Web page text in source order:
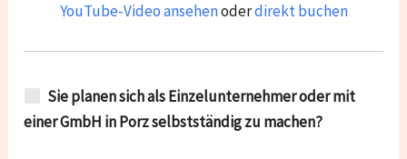
YouTube-Video ansehenoderdirekt buchen
Sie planen sich als Einzelunternehmer oder mit
einer GmbH in Porz selbstständig zu machen?